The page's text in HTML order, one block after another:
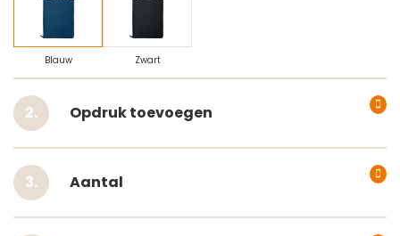
Blauw Zwart
Opdruk toevoegen
Aantal